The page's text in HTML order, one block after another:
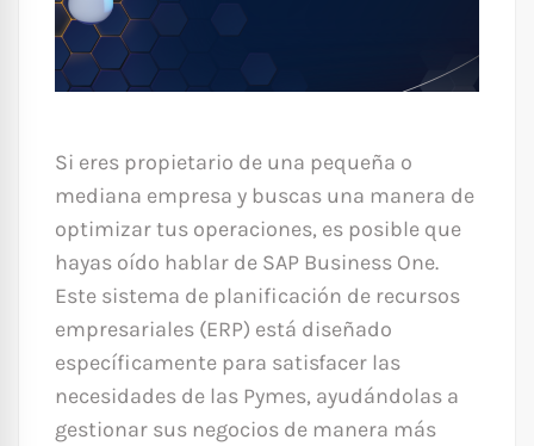
Si eres propietario de una pequeña o
mediana empresa y buscas una manera de
optimizar tus operaciones, es posible que
hayas oído hablar de SAP Business One.
Este sistema de planificación de recursos
empresariales (ERP) está diseñado
específicamente para satisfacer las
necesidades de las Pymes, ayudándolas a
gestionar sus negocios de manera más